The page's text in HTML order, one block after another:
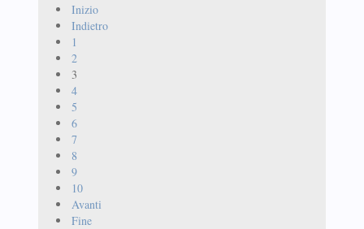
Inizio
Indietro
1
2
3
4
5
6
7
8
9
10
Avanti
Fine